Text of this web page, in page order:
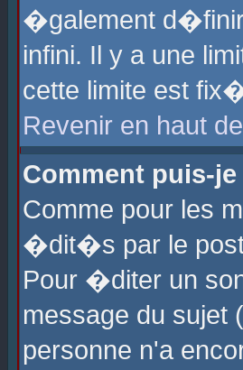
�galement d�finir
infini. Il y a une
cette limite est
Revenir en haut
Comment puis-
Comme pour les
�dit�s par le
Pour �diter un
message du sujet
personne n'a